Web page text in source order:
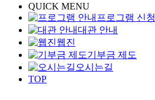
QUICK MENU
프로그램 신청
대관 안내
웹진
기부금 제도
오시는길
TOP